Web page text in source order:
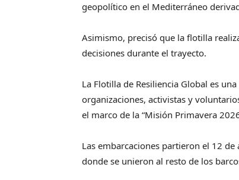
geopolítico en el Mediterráneo
Asimismo, precisó que la flotilla
decisiones durante el trayecto.
La Flotilla de Resiliencia Global es
organizaciones, activistas y
el marco de la “Misión Primavera
Las embarcaciones partieron el 12
donde se unieron al resto de los